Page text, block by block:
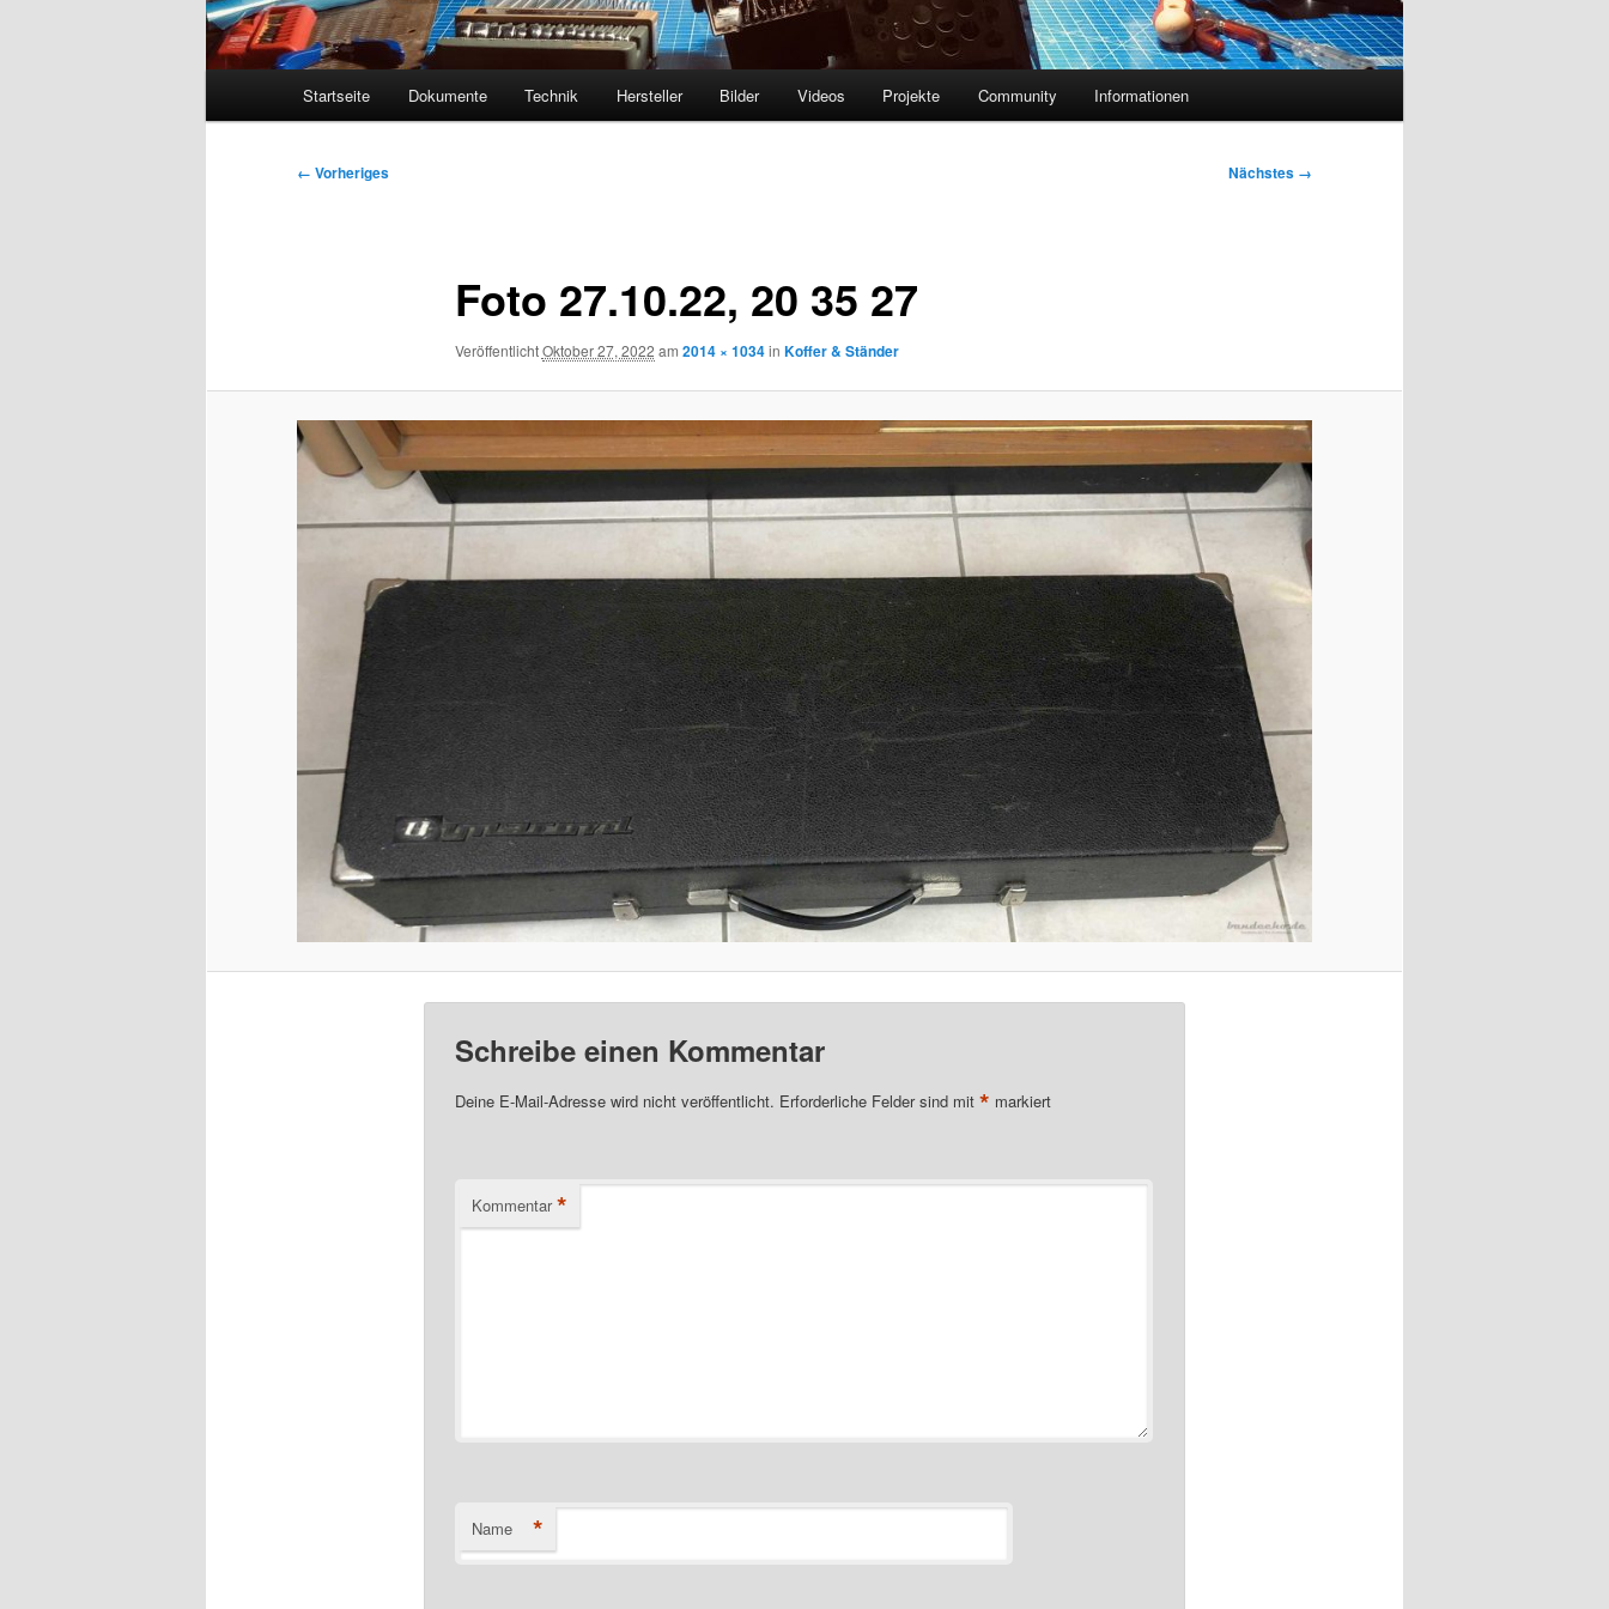
Startseite Dokumente Technik Hersteller Bilder Videos Projekte Community Informationen
Bilder-
← Vorheriges Nächstes →
Foto 27.10.22, 20 35 27
VeröffentlichtOktober 27, 2022 am 2014 × 1034in Koffer & Ständer
Schreibe einen Kommentar
Deine E-Mail-Adresse wird nicht veröffentlicht. Erforderliche Felder sind mit * markiert
Kommentar *
Name *